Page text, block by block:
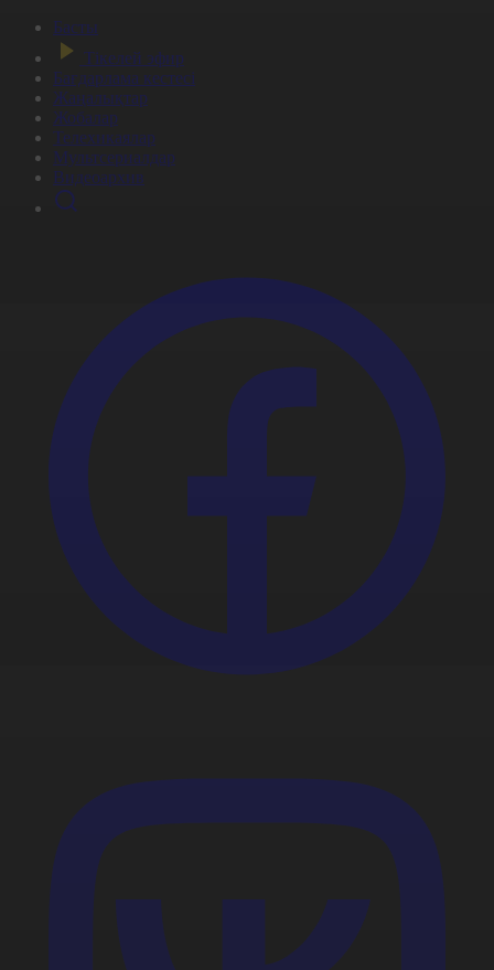
Басты
Тікелей эфир
Бағдарлама кестесі
Жаңалықтар
Жобалар
Телехикаялар
Мультсериалдар
Видеоархив